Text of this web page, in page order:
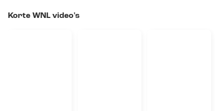
Korte WNL video's